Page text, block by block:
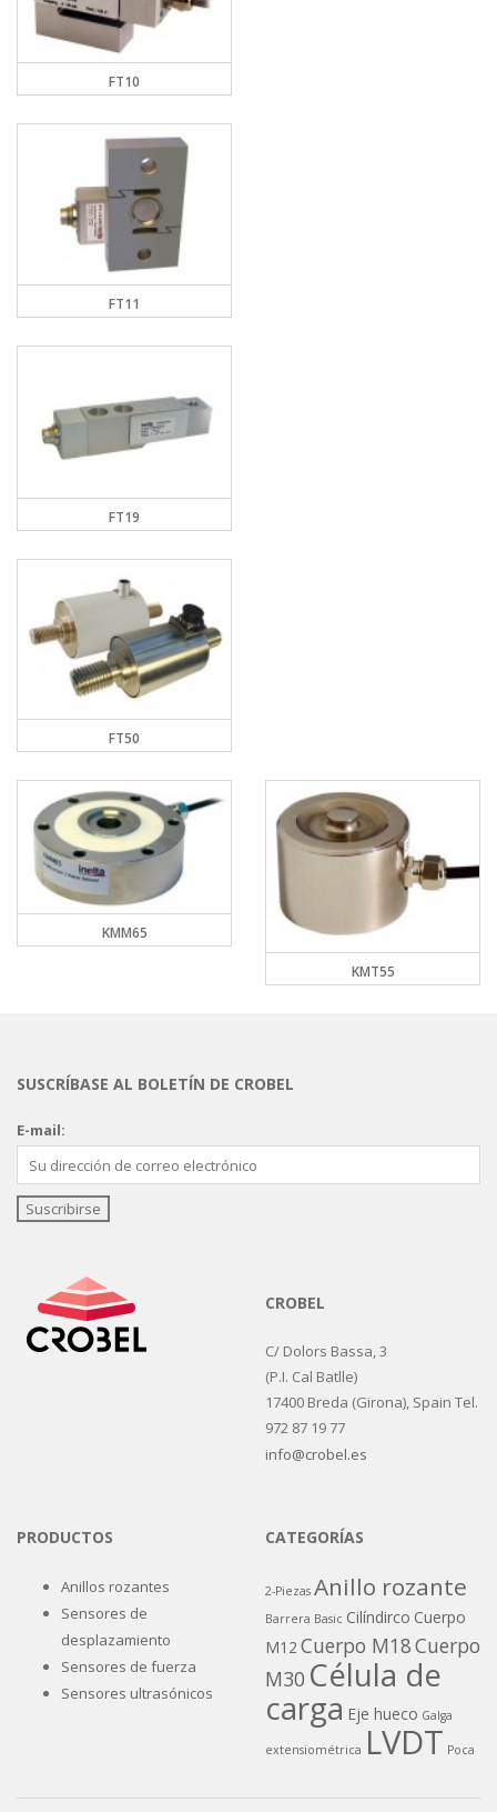
FT10
FT11
FT19
FT50
KMM65
KMT55
SUSCRÍBASE AL BOLETÍN DE CROBEL
E-mail:
CROBEL
C/ Dolors Bassa, 3
(P.I. Cal Batlle)
17400 Breda (Girona), Spain Tel.
972 87 19 77
info@crobel.es
PRODUCTOS
Anillos rozantes
Sensores de
desplazamiento
Sensores de fuerza
Sensores ultrasónicos
CATEGORÍAS
2-Piezas Anillo rozante
Barrera Basic Cilíndirco Cuerpo
M12 Cuerpo M18Cuerpo
M30 Célula de
carga Eje hueco Galga
extensiométrica LVDT Poca